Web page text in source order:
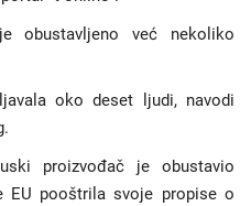
obustavljeno već nekoliko
oko deset ljudi, navodi
proizvođač je obustavio
EU pooštrila svoje propise o